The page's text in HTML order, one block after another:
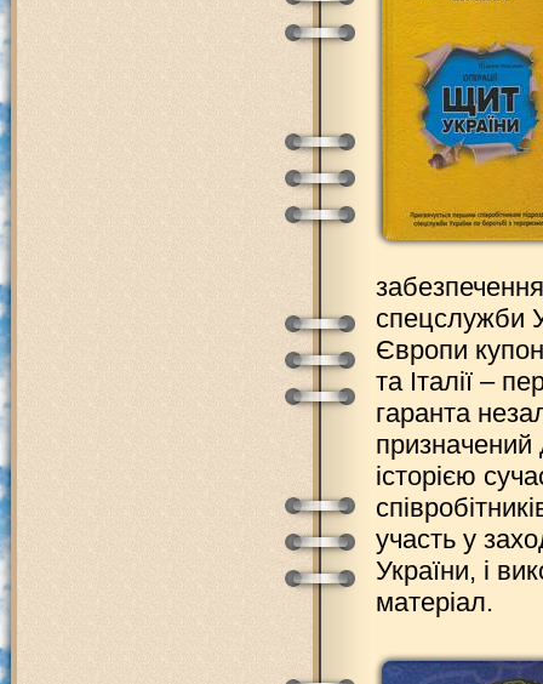
спецслужби
Європи
та Італії –
гаранта
призначений
історією
участь у
України, і
матеріал.